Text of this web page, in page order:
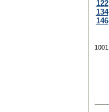
122
134
146
1001.